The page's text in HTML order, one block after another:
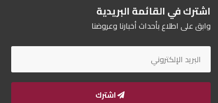
اشترك في القائمة البريدية
وابق على اطلاع بأحداث أخبارنا وعروضنا
اشترك